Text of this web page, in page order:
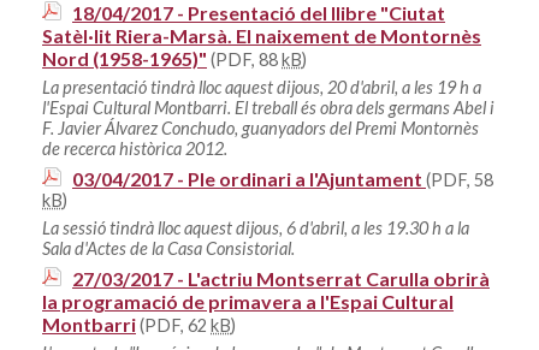
18/04/2017 - Presentació del llibre "Ciutat
Satèl·lit Riera-Marsà. El naixement de Montornès
Nord (1958-1965)" (PDF, 88kB)
La presentació tindrà lloc aquest dijous, 20 d'abril, a les 19 h a
l'Espai Cultural Montbarri. El treball és obra dels germans Abel i
F. Javier Álvarez Conchudo, guanyadors del Premi Montornès
de recerca històrica 2012.
03/04/2017 - Ple ordinari a l'Ajuntament (PDF, 58
kB)
La sessió tindrà lloc aquest dijous, 6 d'abril, a les 19.30 h a la
Sala d'Actes de la Casa Consistorial.
27/03/2017 - L'actriu Montserrat Carulla obrirà
la programació de primavera a l'Espai Cultural
Montbarri(PDF, 62 kB)